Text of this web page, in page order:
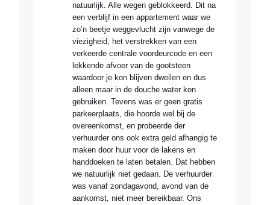
natuurlijk. Alle wegen geblokkeerd. Dit na
een verblijf in een appartement waar we
zo’n beetje weggevlucht zijn vanwege de
viezigheid, het verstrekken van een
verkeerde centrale voordeurcode en een
lekkende afvoer van de gootsteen
waardoor je kon blijven dweilen en dus
alleen maar in de douche water kon
gebruiken. Tevens was er geen gratis
parkeerplaats, die hoorde wel bij de
overeenkomst, en probeerde der
verhuurder ons ook extra geld afhangig te
maken door huur voor de lakens en
handdoeken te laten betalen. Dat hebben
we natuurlijk niet gedaan. De verhuurder
was vanaf zondagavond, avond van de
aankomst, niet meer bereikbaar. Ons